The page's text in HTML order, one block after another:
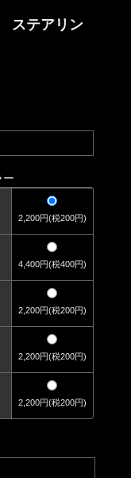
ステアリン
ー
2,200円(税200円)
4,400円(税400円)
2,200円(税200円)
2,200円(税200円)
2,200円(税200円)